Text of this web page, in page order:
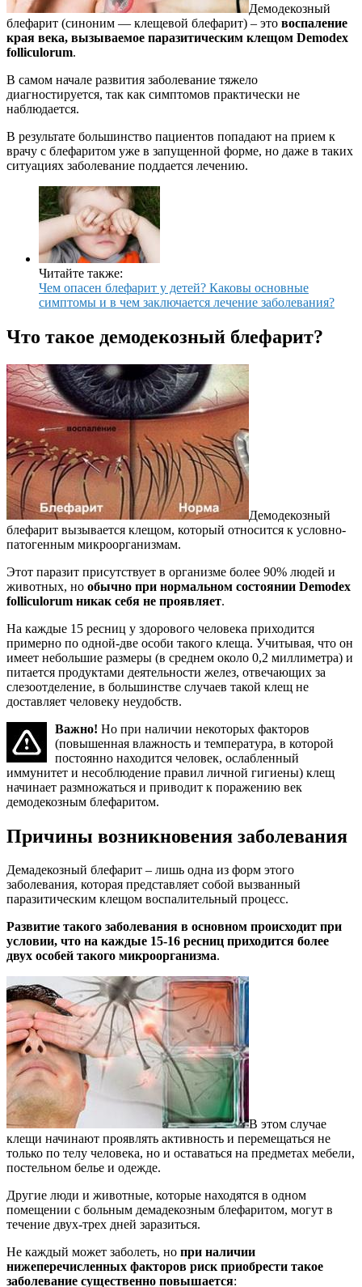
Демодекозный
блефарит (синоним — клещевой блефарит) – это воспаление
края века, вызываемое паразитическим клещом Demodex
folliculorum.
В самом начале развития заболевание тяжело
диагностируется, так как симптомов практически не
наблюдается.
В результате большинство пациентов попадают на прием к
врачу с блефаритом уже в запущенной форме, но даже в таких
ситуациях заболевание поддается лечению.
Читайте также:
Чем опасен блефарит у детей? Каковы основные
симптомы и в чем заключается лечение заболевания?
Что такое демодекозный блефарит?
Демодекозный
блефарит вызывается клещом, который относится к условно-
патогенным микроорганизмам.
Этот паразит присутствует в организме более 90% людей и
животных, но обычно при нормальном состоянии Demodex
folliculorum никак себя не проявляет.
На каждые 15 ресниц у здорового человека приходится
примерно по одной-две особи такого клеща. Учитывая, что он
имеет небольшие размеры (в среднем около 0,2 миллиметра) и
питается продуктами деятельности желез, отвечающих за
слезоотделение, в большинстве случаев такой клещ не
доставляет человеку неудобств.
Важно! Но при наличии некоторых факторов
(повышенная влажность и температура, в которой
постоянно находится человек, ослабленный
иммунитет и несоблюдение правил личной гигиены) клещ
начинает размножаться и приводит к поражению век
демодекозным блефаритом.
Причины возникновения заболевания
Демадекозный блефарит – лишь одна из форм этого
заболевания, которая представляет собой вызванный
паразитическим клещом воспалительный процесс.
Развитие такого заболевания в основном происходит при
условии, что на каждые 15-16 ресниц приходится более
двух особей такого микроорганизма.
В этом случае
клещи начинают проявлять активность и перемещаться не
только по телу человека, но и оставаться на предметах мебели,
постельном белье и одежде.
Другие люди и животные, которые находятся в одном
помещении с больным демадекозным блефаритом, могут в
течение двух-трех дней заразиться.
Не каждый может заболеть, но при наличии
нижеперечисленных факторов риск приобрести такое
заболевание существенно повышается: